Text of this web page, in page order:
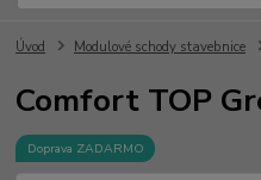
Úvod Modulové schody stavebnice
Comfort TOP
Doprava ZADARMO